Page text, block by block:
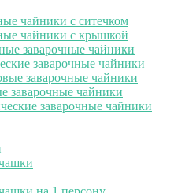
чайники с ситечком
чайники с крышкой
заварочные чайники
заварочные чайники
заварочные чайники
заварочные чайники
заварочные чайники